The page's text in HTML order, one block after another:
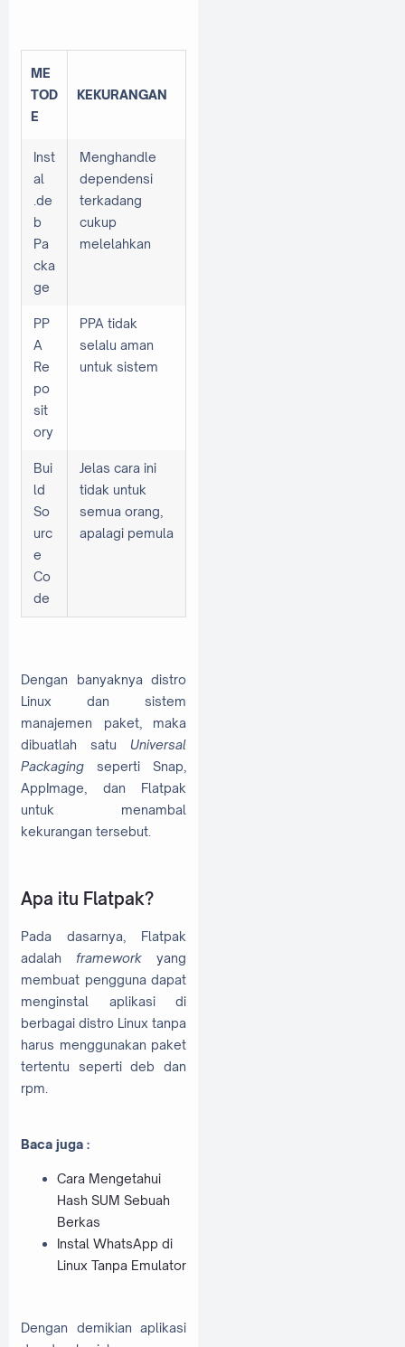
ME
TOD
E
KEKURANGAN
Inst
al
.de
b
Pa
cka
ge
Menghandle
dependensi
terkadang
cukup
melelahkan
PP
A
Re
po
sit
ory
PPA tidak
selalu aman
untuk sistem
Bui
ld
So
urc
e
Co
de
Jelas cara ini
tidak untuk
semua orang,
apalagi pemula
Dengan banyaknya distro
Linux dan sistem
manajemen paket, maka
dibuatlah satu Universal
Packaging seperti Snap,
AppImage, dan Flatpak
untuk menambal
kekurangan tersebut.
Apa itu Flatpak?
Pada dasarnya, Flatpak
adalah framework yang
membuat pengguna dapat
menginstal aplikasi di
berbagai distro Linux tanpa
harus menggunakan paket
tertentu seperti deb dan
rpm.
Baca juga :
Cara Mengetahui
Hash SUM Sebuah
Berkas
Instal WhatsApp di
Linux Tanpa Emulator
Dengan demikian aplikasi